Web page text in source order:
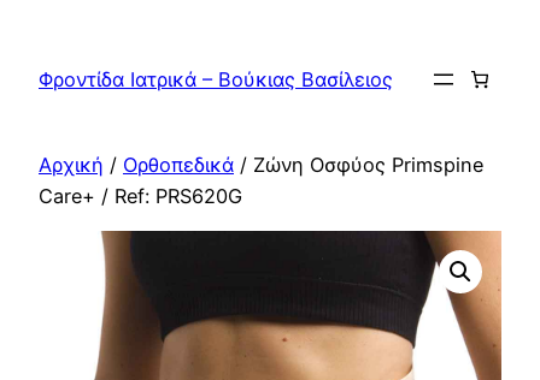
περιεχόμενο
Φροντίδα Ιατρικά – Βούκιας Βασίλειος
Αρχική / Ορθοπεδικά / Ζώνη Οσφύος Primspine
Care+ / Ref: PRS620G